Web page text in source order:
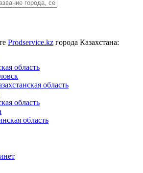
Prodservice.kz города Казахстана:
область
область
область
область